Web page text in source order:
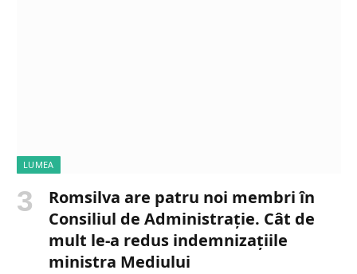
LUMEA
Romsilva are patru noi membri în
Consiliul de Administrație. Cât de
mult le-a redus indemnizațiile
ministra Mediului